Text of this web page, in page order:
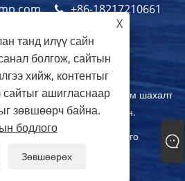
+86-18217210661
+86-18217210661
2024 Шанхай хотын титэм шахалт
LTD. Бүх эрх хамгаалагдсан.
XML Нууцлалын бодлого
X
танд илүү сайн
болгож, сайтын
хийж, контентыг
ашигласнаар
зөвшөөрч байна.
бодлого
Зөвшөөрөх